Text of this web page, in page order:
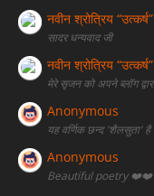
नवीन श्रोत्रिय “उत्कर्ष”
सादर धन्यवाद जी
नवीन श्रोत्रिय “उत्कर्ष”
मेरे सृजन को अपने ब्लॉग
Anonymous
यह वर्णिक छन्द 'शैलसुता'
Anonymous
Beautiful poetry